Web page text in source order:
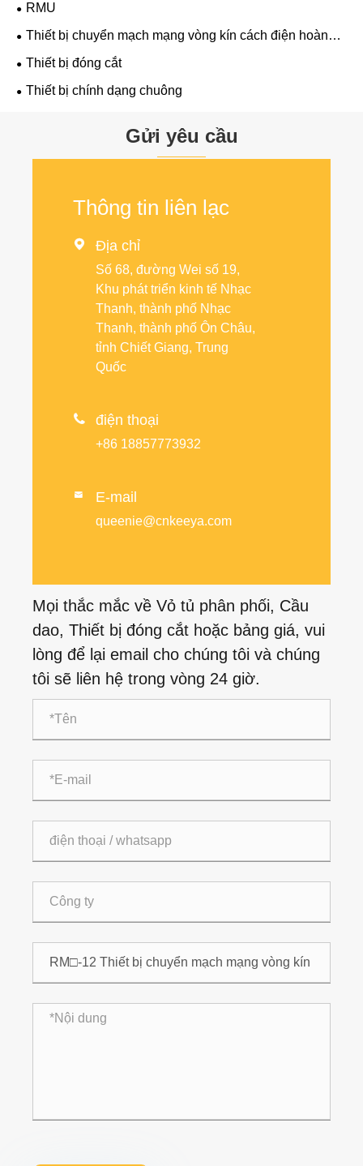
RMU
Thiết bị chuyển mạch mạng vòng kín cách điện hoàn
toàn
Thiết bị đóng cắt
Thiết bị chính dạng chuông
Gửi yêu cầu
Thông tin liên lạc
 Địa chỉ
Số 68, đường Wei số 19,
Khu phát triển kinh tế Nhạc
Thanh, thành phố Nhạc
Thanh, thành phố Ôn Châu,
tỉnh Chiết Giang, Trung
Quốc
 điện thoại
+86 18857773932
 E-mail
queenie@cnkeeya.com
Mọi thắc mắc về Vỏ tủ phân phối, Cầu
dao, Thiết bị đóng cắt hoặc bảng giá, vui
lòng để lại email cho chúng tôi và chúng
tôi sẽ liên hệ trong vòng 24 giờ.